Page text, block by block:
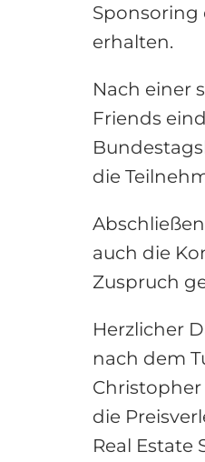
Sponsoring
erhalten.
Nach einer
Friends
die
auch die
Zuspruch
Herzlicher
nach dem
Christopher
die
Real Estate